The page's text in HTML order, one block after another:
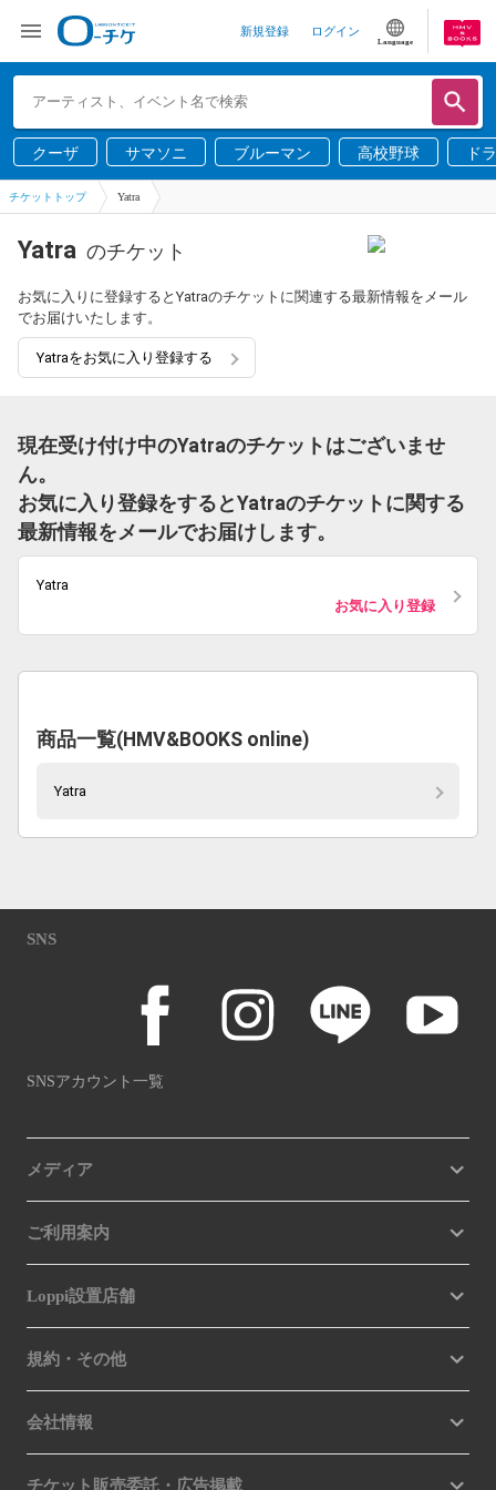
新規登録 ログイン
Language
クーザ サマソニ ブルーマン 高校野球 ド
チケットトップ Yatra
Yatra のチケット
お気に入りに登録するとYatraのチケットに関連する最新情報をメール
でお届けいたします。
Yatraをお気に入り登録する
現在受け付け中のYatraのチケットはございませ
ん。
お気に入り登録をするとYatraのチケットに関する
最新情報をメールでお届けします。
Yatra
お気に入り登録
商品一覧(HMV&BOOKS online)
Yatra
SNS
SNSアカウント一覧
メディア
ご利用案内
Loppi設置店舗
規約・その他
会社情報
チケット販売委託・広告掲載